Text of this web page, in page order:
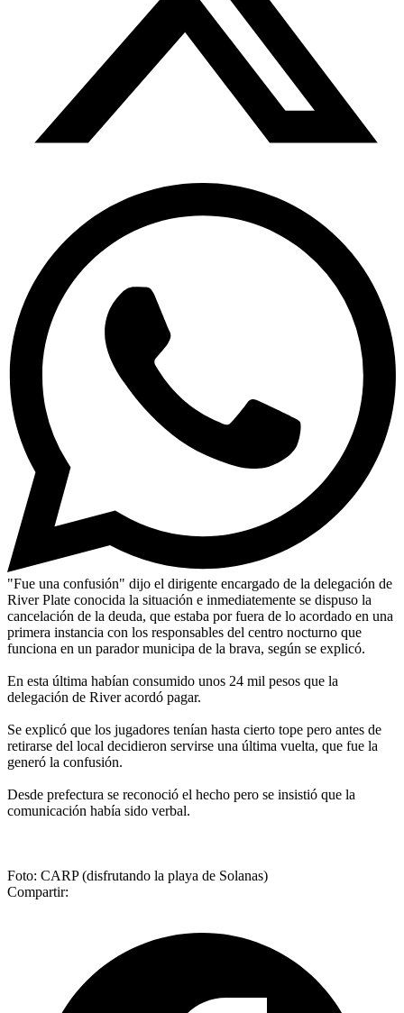
"Fue una confusión" dijo el dirigente encargado de la delegación de
River Plate conocida la situación e inmediatemente se dispuso la
cancelación de la deuda, que estaba por fuera de lo acordado en una
primera instancia con los responsables del centro nocturno que
funciona en un parador municipa de la brava, según se explicó.
En esta última habían consumido unos 24 mil pesos que la
delegación de River acordó pagar.
Se explicó que los jugadores tenían hasta cierto tope pero antes de
retirarse del local decidieron servirse una última vuelta, que fue la
generó la confusión.
Desde prefectura se reconoció el hecho pero se insistió que la
comunicación había sido verbal.
Foto: CARP (disfrutando la playa de Solanas)
Compartir: